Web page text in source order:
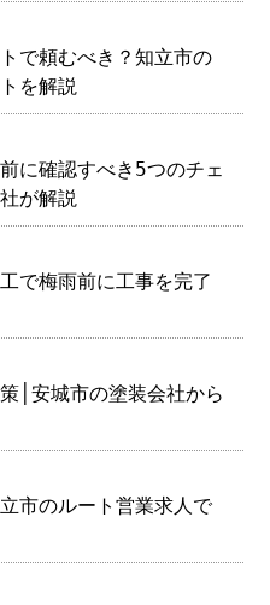
で頼むべき？知立市の
を解説
に確認すべき5つのチェ
が解説
で梅雨前に工事を完了
│安城市の塗装会社から
市のルート営業求人で